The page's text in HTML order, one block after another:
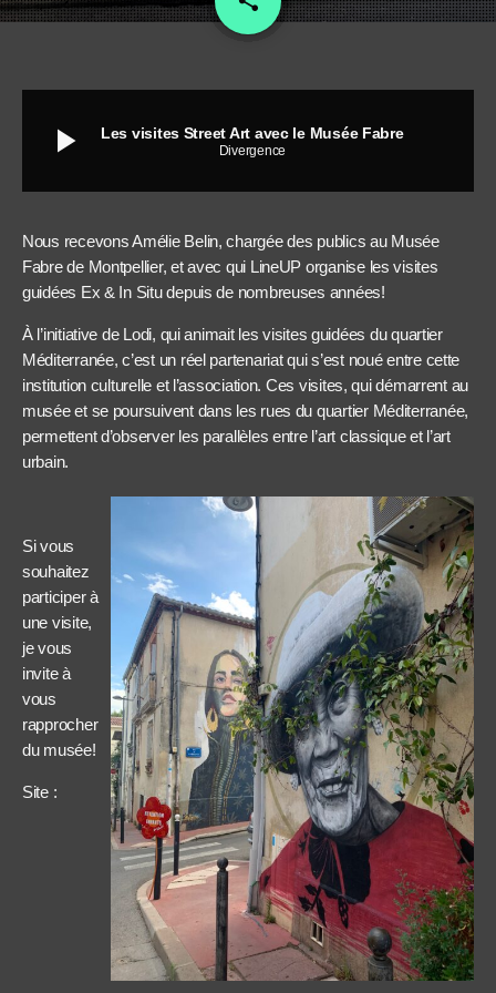
play_arrow Les visites Street Art avec le Musée Fabre
Divergence
Nous recevons Amélie Belin, chargée des publics au Musée
Fabre de Montpellier, et avec qui LineUP organise les visites
guidées Ex & In Situ depuis de nombreuses années!
À l’initiative de Lodi, qui animait les visites guidées du quartier
Méditerranée, c’est un réel partenariat qui s’est noué entre cette
institution culturelle et l’association. Ces visites, qui démarrent au
musée et se poursuivent dans les rues du quartier Méditerranée,
permettent d’observer les parallèles entre l’art classique et l’art
urbain.
Si vous
souhaitez
participer à
une visite,
je vous
invite à
vous
rapprocher
du musée!
Site :